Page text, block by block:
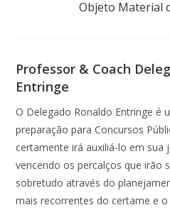
Objeto Material
Professor & Coach
Entringe
O Delegado Ronaldo Entringe é
preparação para Concursos
certamente irá auxiliá-lo em sua
vencendo os percalços que irão
sobretudo através do
mais recorrentes do certame e